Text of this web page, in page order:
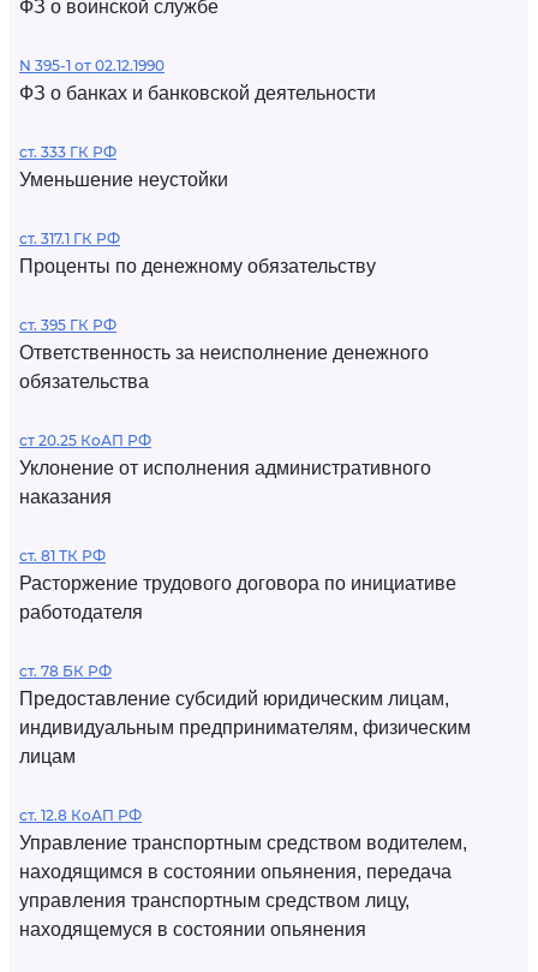
ФЗ о воинской службе
N 395-1 от 02.12.1990
ФЗ о банках и банковской деятельности
ст. 333 ГК РФ
Уменьшение неустойки
ст. 317.1 ГК РФ
Проценты по денежному обязательству
ст. 395 ГК РФ
Ответственность за неисполнение денежного
обязательства
ст 20.25 КоАП РФ
Уклонение от исполнения административного
наказания
ст. 81 ТК РФ
Расторжение трудового договора по инициативе
работодателя
ст. 78 БК РФ
Предоставление субсидий юридическим лицам,
индивидуальным предпринимателям, физическим
лицам
ст. 12.8 КоАП РФ
Управление транспортным средством водителем,
находящимся в состоянии опьянения, передача
управления транспортным средством лицу,
находящемуся в состоянии опьянения